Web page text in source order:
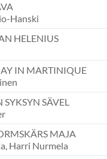
Hanski
HELENIUS
IN MARTINIQUE
SYKSYN SÄVEL
MAJA
Harri Nurmela